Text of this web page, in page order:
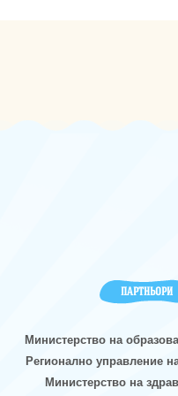
ПАРТНЬОРИ
Министерство на
Регионално управление
Министерство на